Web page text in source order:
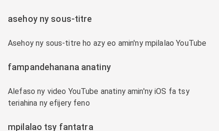
asehoy ny sous-titre
Asehoy ny sous-titre ho azy eo amin'ny mpilalao YouTube
fampandehanana anatiny
Alefaso ny video YouTube anatiny amin'ny iOS fa tsy
teriahina ny efijery feno
mpilalao tsy fantatra